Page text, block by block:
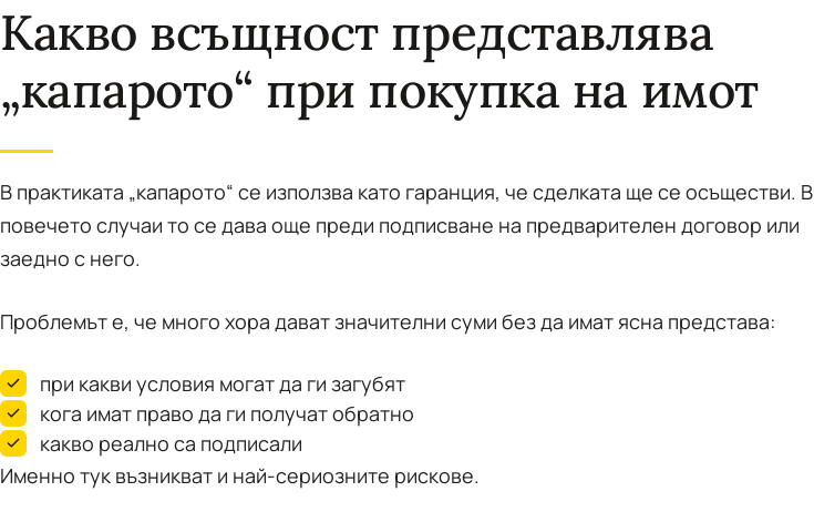
Какво всъщност представлява
„капарото“ при покупка на имот
В практиката „капарото“ се използва като гаранция, че сделката ще се осъществи. В
повечето случаи то се дава още преди подписване на предварителен договор или
заедно с него.
Проблемът е, че много хора дават значителни суми без да имат ясна представа:
при какви условия могат да ги загубят
кога имат право да ги получат обратно
какво реално са подписали
Именно тук възникват и най-сериозните рискове.